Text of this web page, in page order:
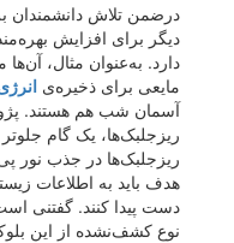
درضمن تلاش دانشمندان
دیگر برای افزایش
دارد. به‌عنوان مثال،
مایعی برای ذخیره‌‌ی
آسمان شب هم هستند.
ریزجلبک‌ها، یک گام
ریزجلبک‌ها در جذب نور
هدف باید به اطلاعات
نوع کشف‌نشده از این